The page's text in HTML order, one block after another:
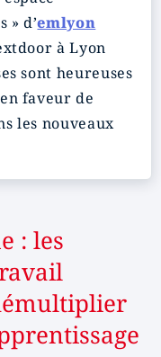
» d’emlyon
à Lyon
sont heureuses
faveur de
les nouveaux
: les